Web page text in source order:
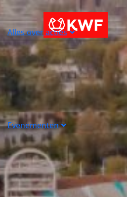
Alles over acties
Evenementen